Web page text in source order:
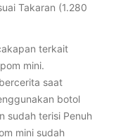
Takaran (1.280
terkait
mini.
saat
botol
sudah terisi Penuh
mini sudah